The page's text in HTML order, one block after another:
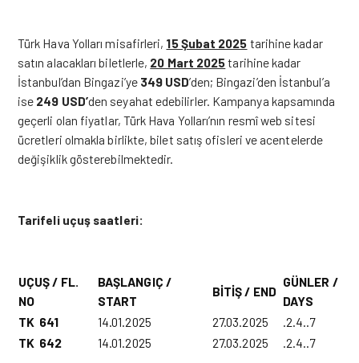
Türk Hava Yolları misafirleri, 15 Şubat 2025 tarihine kadar
satın alacakları biletlerle, 20 Mart 2025tarihine kadar
İstanbul’dan Bingazi’ye 349 USD’den; Bingazi’den İstanbul’a
ise 249 USD’den seyahat edebilirler. Kampanya kapsamında
geçerli olan fiyatlar, Türk Hava Yolları’nın resmî web sitesi
ücretleri olmakla birlikte, bilet satış ofisleri ve acentelerde
değişiklik gösterebilmektedir.
Tarifeli uçuş saatleri:
UÇUŞ / FL.
NO
BAŞLANGIÇ /
START
BİTİŞ / END
GÜNLER /
DAYS
TK 641
14.01.2025 27.03.2025
.2.4..7
TK 642
14.01.2025 27.03.2025 .2.4..7